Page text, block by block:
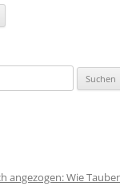
angezogen: Wie